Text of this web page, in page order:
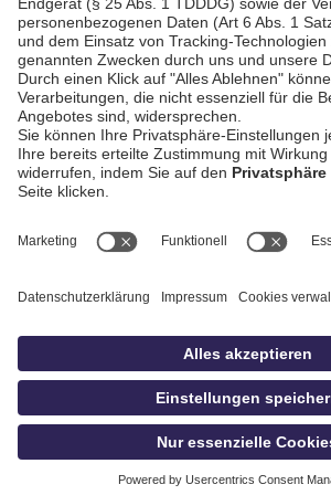
AGB / Gewinnspiele
Datenschutz
Impressum
idowa.de
Privatsphäre